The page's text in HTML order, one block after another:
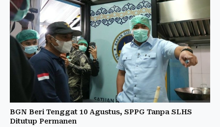
BGN Beri Tenggat 10 Agustus, SPPG Tanpa SLHS
Ditutup Permanen